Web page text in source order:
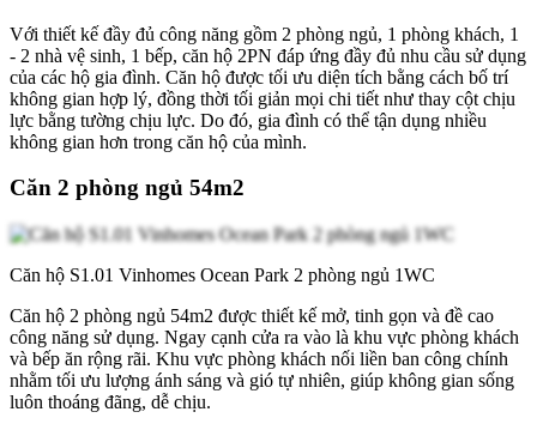
Với thiết kế đầy đủ công năng gồm 2 phòng ngủ, 1 phòng khách, 1
- 2 nhà vệ sinh, 1 bếp, căn hộ 2PN đáp ứng đầy đủ nhu cầu sử dụng
của các hộ gia đình. Căn hộ được tối ưu diện tích bằng cách bố trí
không gian hợp lý, đồng thời tối giản mọi chi tiết như thay cột chịu
lực bằng tường chịu lực. Do đó, gia đình có thể tận dụng nhiều
không gian hơn trong căn hộ của mình.
Căn 2 phòng ngủ 54m2
Căn hộ S1.01 Vinhomes Ocean Park 2 phòng ngủ 1WC
Căn hộ 2 phòng ngủ 54m2 được thiết kế mở, tinh gọn và đề cao
công năng sử dụng. Ngay cạnh cửa ra vào là khu vực phòng khách
và bếp ăn rộng rãi. Khu vực phòng khách nối liền ban công chính
nhằm tối ưu lượng ánh sáng và gió tự nhiên, giúp không gian sống
luôn thoáng đãng, dễ chịu.